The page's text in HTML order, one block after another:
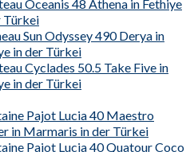
Oceanis 48 Athena in Fethiye
Türkei
Sun Odyssey 490 Derya in
in der Türkei
Cyclades 50.5 Take Five in
in der Türkei
Pajot Lucia 40 Maestro
in Marmaris in der Türkei
Pajot Lucia 40 Quatour Coco